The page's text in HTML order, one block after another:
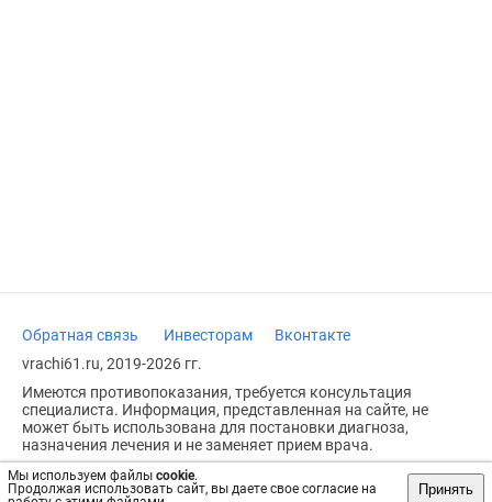
Мы используем файлы cookie.
Продолжая использовать сайт, вы даете свое согласие на
Принять
Обратная связь Инвесторам
Вконтакте
vrachi61.ru, 2019-2026 гг.
Имеются противопоказания, требуется консультация
специалиста. Информация, представленная на сайте, не
может быть использована для постановки диагноза,
назначения лечения и не заменяет прием врача.
Возрастное ограничение: 18+